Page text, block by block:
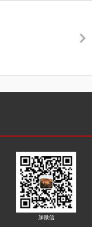
加微信